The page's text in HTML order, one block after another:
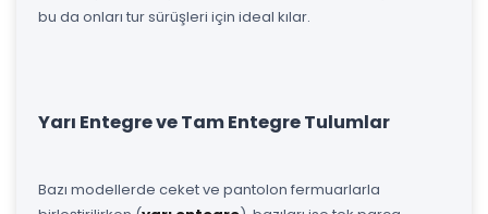
bu da onları tur sürüşleri için ideal kılar.
Yarı Entegre ve Tam Entegre Tulumlar
Bazı modellerde ceket ve pantolon fermuarlarla